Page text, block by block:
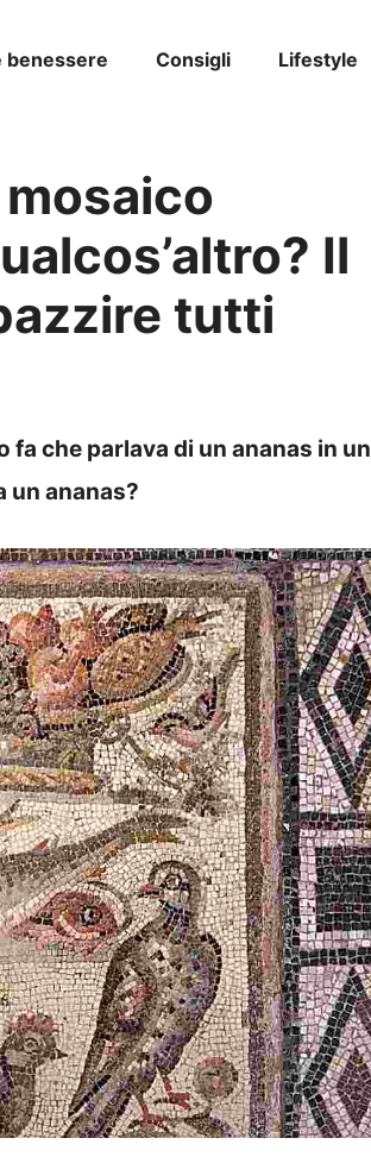
benessere Consigli Lifestyle
mosaico
Il
tutti
che parlava di un ananas in un
un ananas?